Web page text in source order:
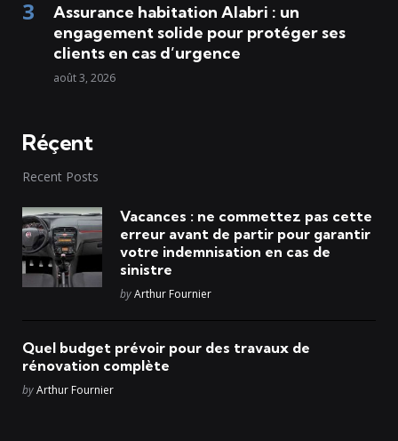
Assurance habitation Alabri : un
engagement solide pour protéger ses
clients en cas d’urgence
août 3, 2026
Réçent
Recent Posts
Vacances : ne commettez pas cette
erreur avant de partir pour garantir
votre indemnisation en cas de
sinistre
Posted
byArthur Fournier
Quel budget prévoir pour des travaux de
rénovation complète
Posted
byArthur Fournier